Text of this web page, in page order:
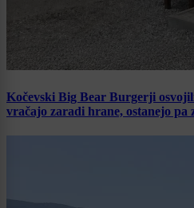
Kočevski Big Bear Burgerji
vračajo zaradi hrane, ostanejo pa